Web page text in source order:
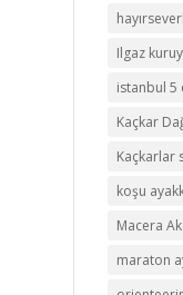
Ilgaz
istanbul 5
Kaçkar
Kaçkarlar
koşu
Macera
maraton